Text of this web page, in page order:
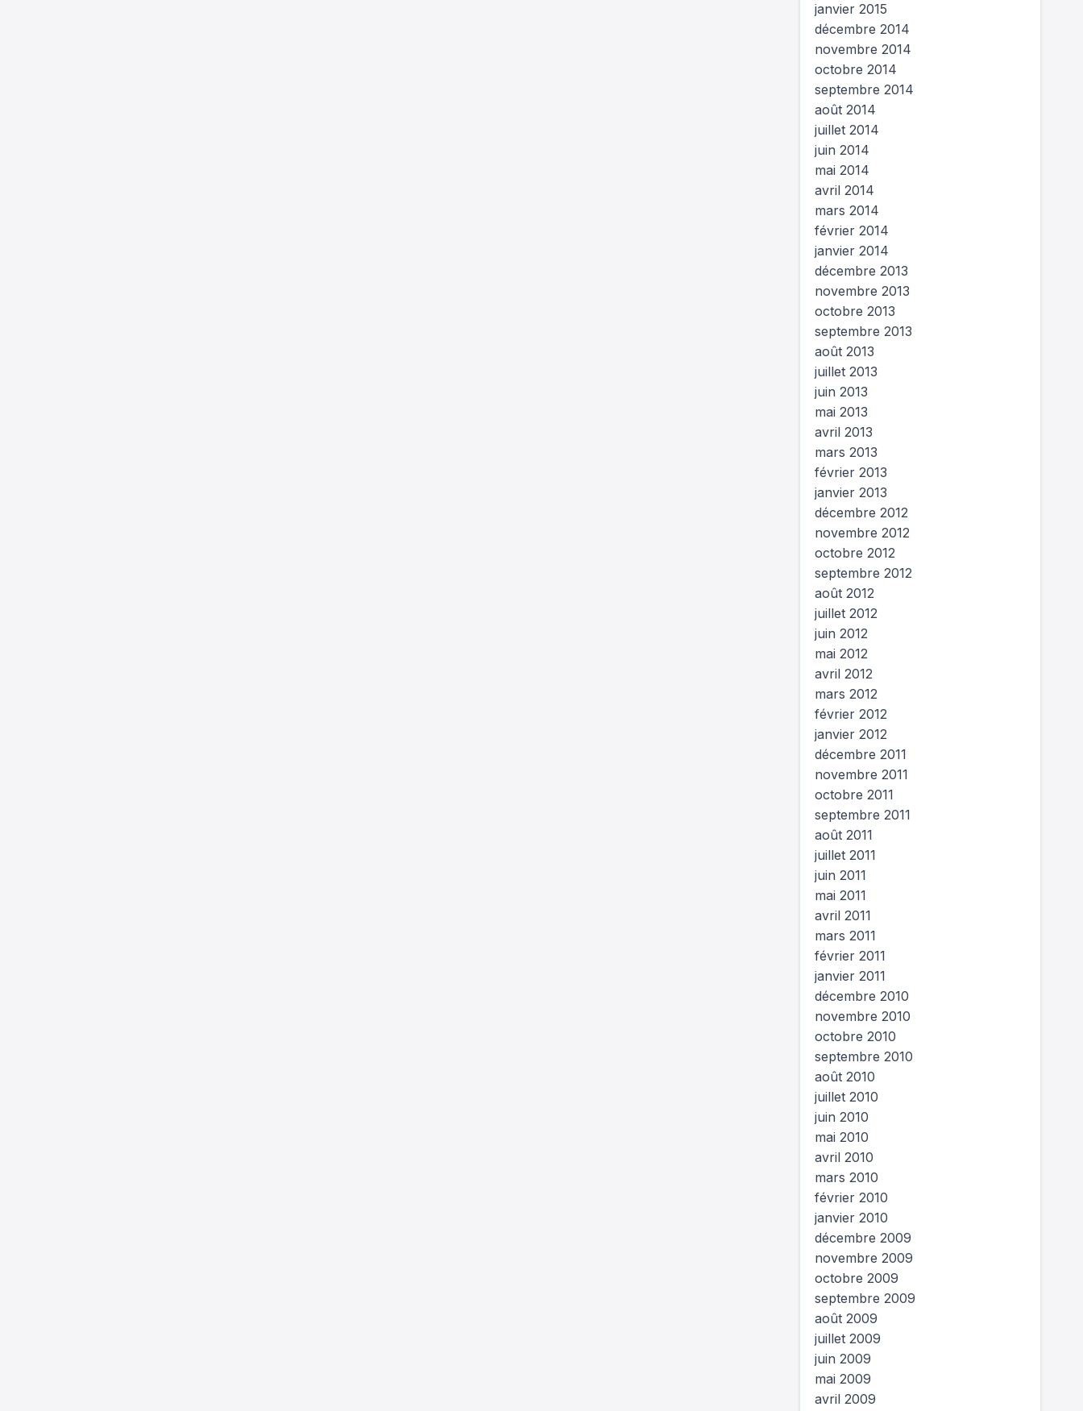
janvier 2015
décembre 2014
novembre 2014
octobre 2014
septembre 2014
août 2014
juillet 2014
juin 2014
mai 2014
avril 2014
mars 2014
février 2014
janvier 2014
décembre 2013
novembre 2013
octobre 2013
septembre 2013
août 2013
juillet 2013
juin 2013
mai 2013
avril 2013
mars 2013
février 2013
janvier 2013
décembre 2012
novembre 2012
octobre 2012
septembre 2012
août 2012
juillet 2012
juin 2012
mai 2012
avril 2012
mars 2012
février 2012
janvier 2012
décembre 2011
novembre 2011
octobre 2011
septembre 2011
août 2011
juillet 2011
juin 2011
mai 2011
avril 2011
mars 2011
février 2011
janvier 2011
décembre 2010
novembre 2010
octobre 2010
septembre 2010
août 2010
juillet 2010
juin 2010
mai 2010
avril 2010
mars 2010
février 2010
janvier 2010
décembre 2009
novembre 2009
octobre 2009
septembre 2009
août 2009
juillet 2009
juin 2009
mai 2009
avril 2009